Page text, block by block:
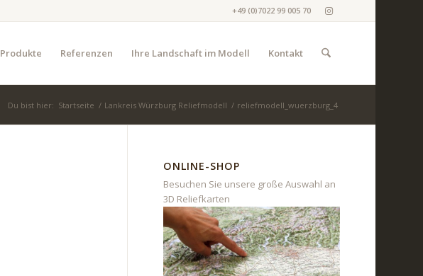
+49 (0)7022 99 005 70
Produkte Referenzen Ihre Landschaft im Modell Kontakt
Du bist hier: Startseite / Lankreis Würzburg Reliefmodell / reliefmodell_wuerzburg_4
ONLINE-SHOP
Besuchen Sie unsere große Auswahl an
3D Reliefkarten